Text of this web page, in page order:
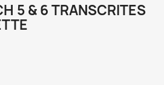
5 & 6 TRANSCRITES